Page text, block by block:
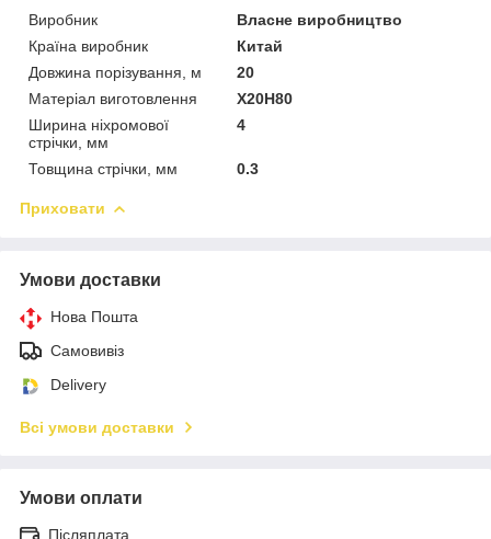
Виробник
Власне виробництво
Країна виробник
Китай
Довжина порізування, м
20
Матеріал виготовлення
Х20Н80
Ширина ніхромової
стрічки, мм
4
Товщина стрічки, мм 0.3
Приховати
Умови доставки
Нова Пошта
Самовивіз
Delivery
Всі умови доставки
Умови оплати
Післяплата